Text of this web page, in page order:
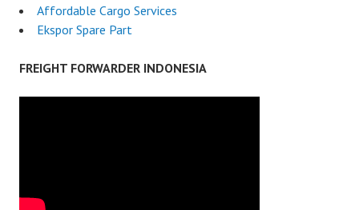
Affordable Cargo Services
Ekspor Spare Part
FREIGHT FORWARDER INDONESIA